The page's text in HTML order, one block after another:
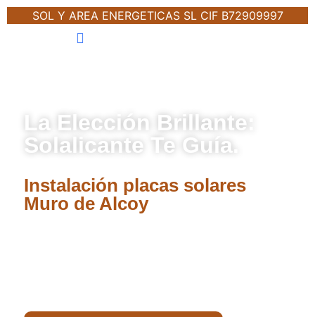
SOL Y AREA ENERGETICAS SL CIF B72909997
La Elección Brillante:
Solalicante Te Guía.
Instalación placas solares
Muro de Alcoy